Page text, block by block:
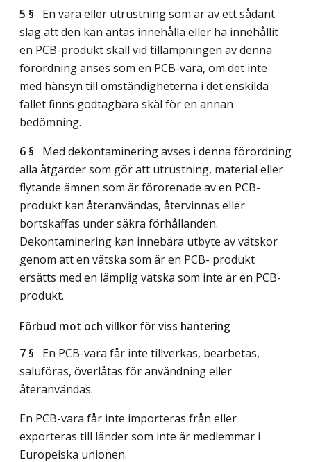
5 § En vara eller utrustning som är av ett sådant
slag att den kan antas innehålla eller ha innehållit
en PCB-produkt skall vid tillämpningen av denna
förordning anses som en PCB-vara, om det inte
med hänsyn till omständigheterna i det enskilda
fallet finns godtagbara skäl för en annan
bedömning.
6 § Med dekontaminering avses i denna förordning
alla åtgärder som gör att utrustning, material eller
flytande ämnen som är förorenade av en PCB-
produkt kan återanvändas, återvinnas eller
bortskaffas under säkra förhållanden.
Dekontaminering kan innebära utbyte av vätskor
genom att en vätska som är en PCB- produkt
ersätts med en lämplig vätska som inte är en PCB-
produkt.
Förbud mot och villkor för viss hantering
7 § En PCB-vara får inte tillverkas, bearbetas,
saluföras, överlåtas för användning eller
återanvändas.
En PCB-vara får inte importeras från eller
exporteras till länder som inte är medlemmar i
Europeiska unionen.